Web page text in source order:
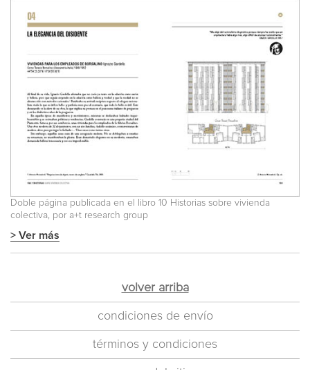
Doble página publicada en el libro 10 Historias sobre vivienda
colectiva, por a+t research group
> Ver más
volver arriba
condiciones de envío
términos y condiciones